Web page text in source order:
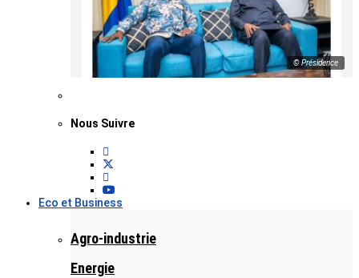
© Présidence
Nous Suivre
Eco et Business
Agro-industrie
Energie